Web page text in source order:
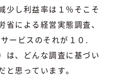
少し利益率は１％そこそ
による経営実態調査、
ービスのそれが１０.
は、どんな調査に基づい
思っています。